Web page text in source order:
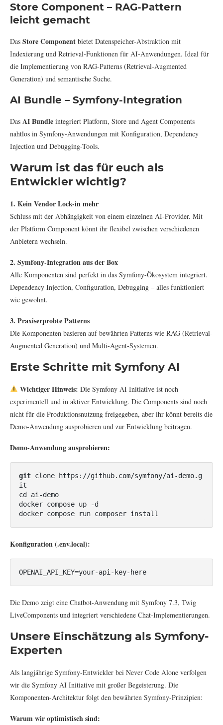
Store Component – RAG-Pattern
leicht gemacht
Das Store Component bietet Datenspeicher-Abstraktion mit
Indexierung und Retrieval-Funktionen für AI-Anwendungen. Ideal für
die Implementierung von RAG-Patterns (Retrieval-Augmented
Generation) und semantische Suche.
AI Bundle – Symfony-Integration
Das AI Bundle integriert Platform, Store und Agent Components
nahtlos in Symfony-Anwendungen mit Konfiguration, Dependency
Injection und Debugging-Tools.
Warum ist das für euch als
Entwickler wichtig?
1. Kein Vendor Lock-in mehr
Schluss mit der Abhängigkeit von einem einzelnen AI-Provider. Mit
der Platform Component könnt ihr flexibel zwischen verschiedenen
Anbietern wechseln.
2. Symfony-Integration aus der Box
Alle Komponenten sind perfekt in das Symfony-Ökosystem integriert.
Dependency Injection, Configuration, Debugging – alles funktioniert
wie gewohnt.
3. Praxiserprobte Patterns
Die Komponenten basieren auf bewährten Patterns wie RAG (Retrieval-
Augmented Generation) und Multi-Agent-Systemen.
Erste Schritte mit Symfony AI
Wichtiger Hinweis: Die Symfony AI Initiative ist noch
experimentell und in aktiver Entwicklung. Die Components sind noch
nicht für die Produktionsnutzung freigegeben, aber ihr könnt bereits die
Demo-Anwendung ausprobieren und zur Entwicklung beitragen.
Demo-Anwendung ausprobieren:
git clone https://github.com/symfony/ai-demo.g
it
cd ai-demo
docker compose up -d
docker compose run composer install
Konfiguration (.env.local):
OPENAI_API_KEY=your-api-key-here
Die Demo zeigt eine Chatbot-Anwendung mit Symfony 7.3, Twig
LiveComponents und integriert verschiedene Chat-Implementierungen.
Unsere Einschätzung als Symfony-
Experten
Als langjährige Symfony-Entwickler bei Never Code Alone verfolgen
wir die Symfony AI Initiative mit großer Begeisterung. Die
Komponenten-Architektur folgt den bewährten Symfony-Prinzipien:
Warum wir optimistisch sind: